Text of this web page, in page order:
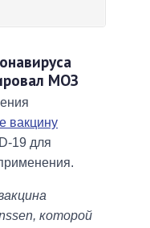
МОЗ
вакцину
19 для
которой